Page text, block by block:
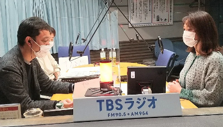
YouTube
会社情報